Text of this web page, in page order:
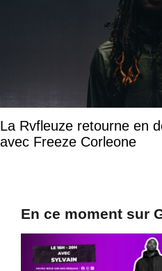
La Rvfleuze retourne en
avec Freeze Corleone
En ce moment sur